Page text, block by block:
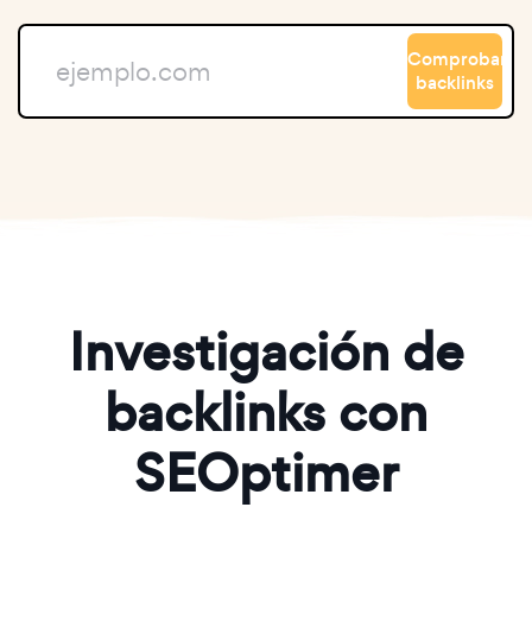
Comprobar
backlinks
Investigación de
backlinks con
SEOptimer